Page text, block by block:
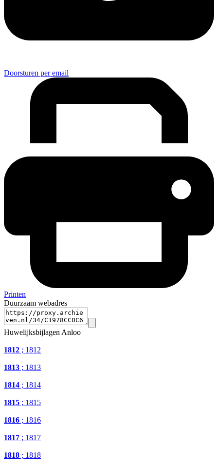
Doorsturen per email
Printen
Duurzaam webadres
Huwelijksbijlagen Anloo
1812 ; 1812
1813 ; 1813
1814 ; 1814
1815 ; 1815
1816 ; 1816
1817 ; 1817
1818 ; 1818